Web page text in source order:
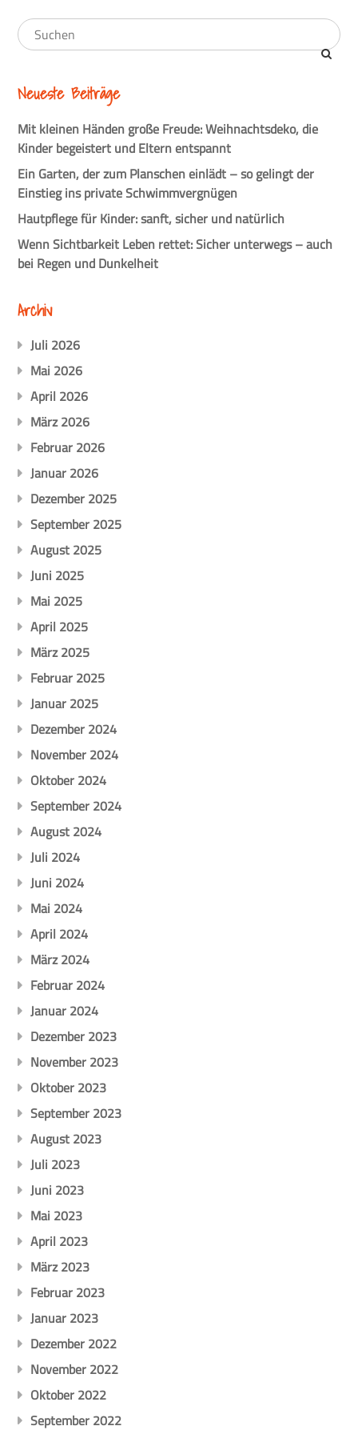
Neueste Beiträge
Mit kleinen Händen große Freude: Weihnachtsdeko, die
Kinder begeistert und Eltern entspannt
Ein Garten, der zum Planschen einlädt – so gelingt der
Einstieg ins private Schwimmvergnügen
Hautpflege für Kinder: sanft, sicher und natürlich
Wenn Sichtbarkeit Leben rettet: Sicher unterwegs – auch
bei Regen und Dunkelheit
Archiv
Juli 2026
Mai 2026
April 2026
März 2026
Februar 2026
Januar 2026
Dezember 2025
September 2025
August 2025
Juni 2025
Mai 2025
April 2025
März 2025
Februar 2025
Januar 2025
Dezember 2024
November 2024
Oktober 2024
September 2024
August 2024
Juli 2024
Juni 2024
Mai 2024
April 2024
März 2024
Februar 2024
Januar 2024
Dezember 2023
November 2023
Oktober 2023
September 2023
August 2023
Juli 2023
Juni 2023
Mai 2023
April 2023
März 2023
Februar 2023
Januar 2023
Dezember 2022
November 2022
Oktober 2022
September 2022